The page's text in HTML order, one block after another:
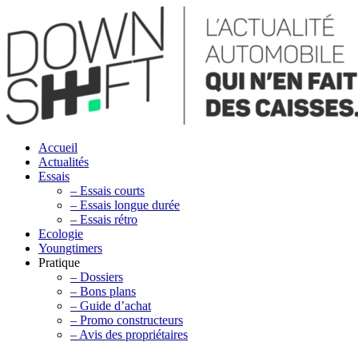
Accueil
Actualités
Essais
– Essais courts
– Essais longue durée
– Essais rétro
Ecologie
Youngtimers
Pratique
– Dossiers
– Bons plans
– Guide d’achat
– Promo constructeurs
– Avis des propriétaires